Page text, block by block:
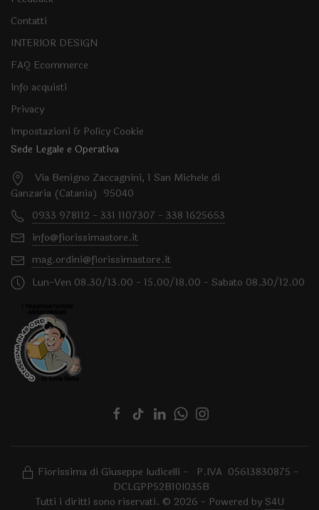
Contatti
INTERIOR DESIGN
FAQ Ecommerce
Info acquisti
Privacy
Impostazioni & Policy Cookie
Sede Legale e Operativa
Via Benigno Zaccagnini, 1 San Michele di
Ganzaria (Catania) 95040
0933 978112 - 331 1107307 - 338 1625653
info@fiorissimastore.it
mag.ordini@fiorissimastore.it
Lun-Ven 08.30/13.00 - 15.00/18.00 - Sabato 08.30/12.00
Fiorissima di Giuseppe Iudicelli - P.IVA 05613830875 -
DCLGPP52B10I035B
Tutti i diritti sono riservati. © 2026 - Powered by S4U